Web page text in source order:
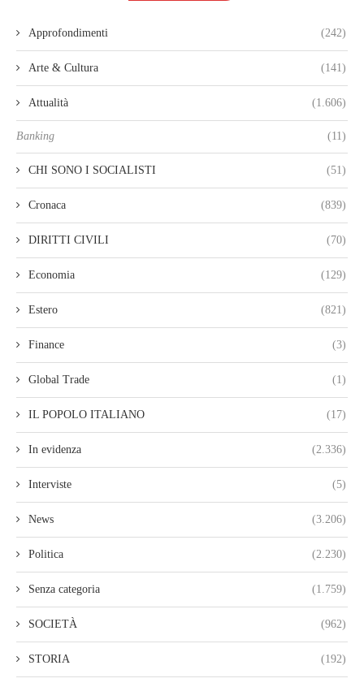
Approfondimenti (242)
Arte & Cultura (141)
Attualità (1.606)
Banking (11)
CHI SONO I SOCIALISTI (51)
Cronaca (839)
DIRITTI CIVILI (70)
Economia (129)
Estero (821)
Finance (3)
Global Trade (1)
IL POPOLO ITALIANO (17)
In evidenza (2.336)
Interviste (5)
News (3.206)
Politica (2.230)
Senza categoria (1.759)
SOCIETÀ (962)
STORIA (192)